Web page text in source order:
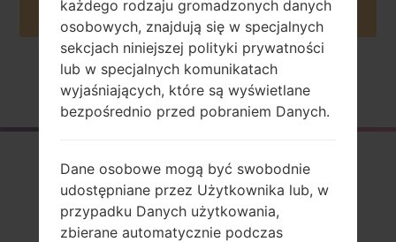
Strona startowa → Seria →LG Others → LGC193
Firmware
LGC193(LGC193)
każdego rodzaju gromadzonych danych
osobowych, znajdują się w specjalnych
sekcjach niniejszej polityki prywatności
lub w specjalnych komunikatach
wyjaśniających, które są wyświetlane
bezpośrednio przed pobraniem Danych.
Dane osobowe mogą być swobodnie
udostępniane przez Użytkownika lub, w
przypadku Danych użytkowania,
zbierane automatycznie podczas